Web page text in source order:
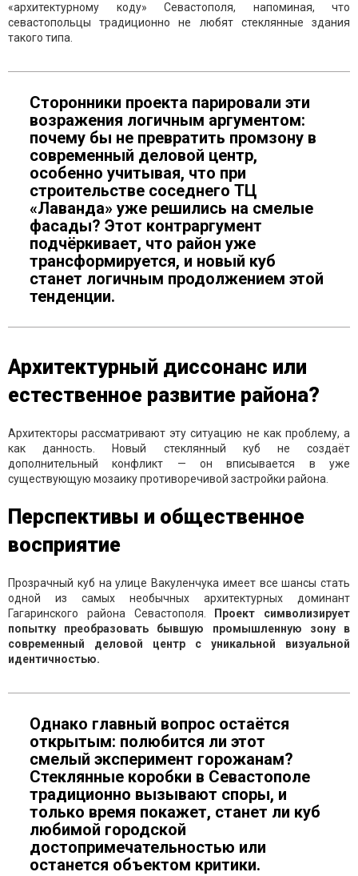
«архитектурному коду» Севастополя, напоминая, что
севастопольцы традиционно не любят стеклянные здания
такого типа.
Сторонники проекта парировали эти
возражения логичным аргументом:
почему бы не превратить промзону в
современный деловой центр,
особенно учитывая, что при
строительстве соседнего ТЦ
«Лаванда» уже решились на смелые
фасады? Этот контраргумент
подчёркивает, что район уже
трансформируется, и новый куб
станет логичным продолжением этой
тенденции.
Архитектурный диссонанс или
естественное развитие района?
Архитекторы рассматривают эту ситуацию не как проблему, а
как данность. Новый стеклянный куб не создаёт
дополнительный конфликт — он вписывается в уже
существующую мозаику противоречивой застройки района.
Перспективы и общественное
восприятие
Прозрачный куб на улице Вакуленчука имеет все шансы стать
одной из самых необычных архитектурных доминант
Гагаринского района Севастополя. Проект символизирует
попытку преобразовать бывшую промышленную зону в
современный деловой центр с уникальной визуальной
идентичностью.
Однако главный вопрос остаётся
открытым: полюбится ли этот
смелый эксперимент горожанам?
Стеклянные коробки в Севастополе
традиционно вызывают споры, и
только время покажет, станет ли куб
любимой городской
достопримечательностью или
останется объектом критики.